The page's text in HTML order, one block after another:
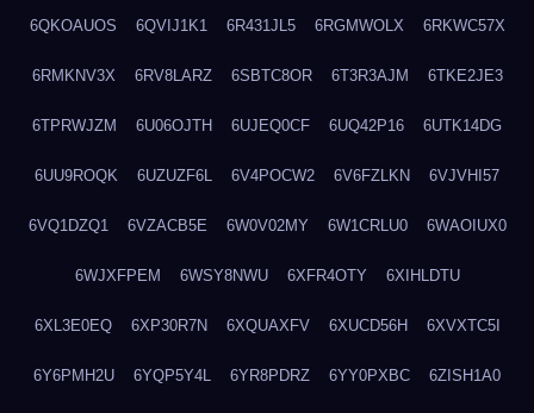
6QKOAUOS 6QVIJ1K1 6R431JL5 6RGMWOLX 6RKWC57X
6RMKNV3X 6RV8LARZ 6SBTC8OR 6T3R3AJM 6TKE2JE3
6TPRWJZM 6U06OJTH 6UJEQ0CF 6UQ42P16 6UTK14DG
6UU9ROQK 6UZUZF6L 6V4POCW2 6V6FZLKN 6VJVHI57
6VQ1DZQ1 6VZACB5E 6W0V02MY 6W1CRLU0 6WAOIUX0
6WJXFPEM 6WSY8NWU 6XFR4OTY 6XIHLDTU
6XL3E0EQ 6XP30R7N 6XQUAXFV 6XUCD56H 6XVXTC5I
6Y6PMH2U 6YQP5Y4L 6YR8PDRZ 6YY0PXBC 6ZISH1A0